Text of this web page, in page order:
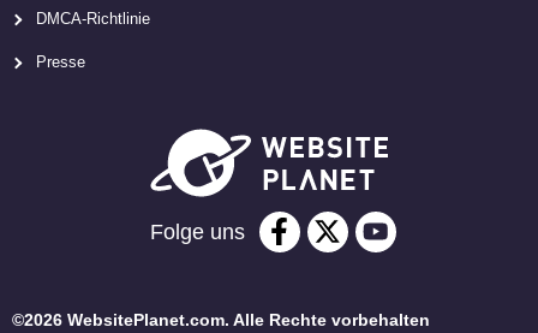
DMCA-Richtlinie
Presse
Folge uns
©2026 WebsitePlanet.com. Alle Rechte vorbehalten